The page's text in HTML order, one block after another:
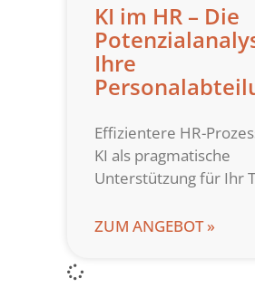
KI im HR – Die
Ihre
Effizientere HR-
KI als pragmatische
Unterstützung für Ihr
ZUM ANGEBOT »